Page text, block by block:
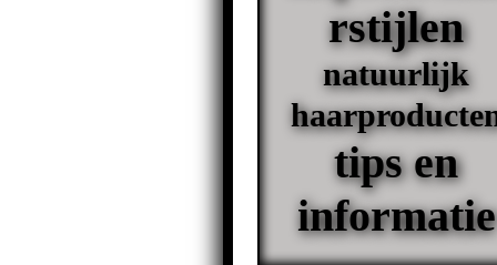
rstijlen
natuurlijk
tips en
informatie